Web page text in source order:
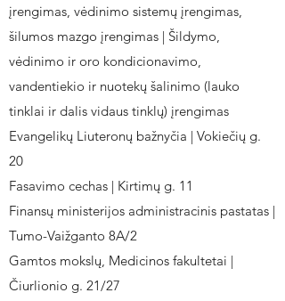
įrengimas, vėdinimo sistemų įrengimas,
šilumos mazgo įrengimas | Šildymo,
vėdinimo ir oro kondicionavimo,
vandentiekio ir nuotekų šalinimo (lauko
tinklai ir dalis vidaus tinklų) įrengimas
Evangelikų Liuteronų bažnyčia | Vokiečių g.
20
Fasavimo cechas | Kirtimų g. 11
Finansų ministerijos administracinis pastatas |
Tumo-Vaižganto 8A/2
Gamtos mokslų, Medicinos fakultetai |
Čiurlionio g. 21/27